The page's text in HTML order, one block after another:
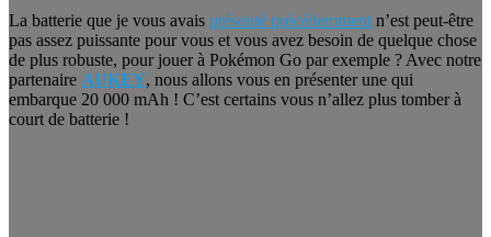
La batterie que je vous avais présenté précédemment n’est peut-être
pas assez puissante pour vous et vous avez besoin de quelque chose
de plus robuste, pour jouer à Pokémon Go par exemple ? Avec notre
partenaire AUKEY, nous allons vous en présenter une qui
embarque 20 000 mAh ! C’est certains vous n’allez plus tomber à
court de batterie !